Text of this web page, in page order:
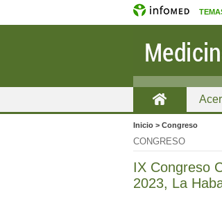
Inicio > Congreso
CONGRESO
IX Congreso
2023, La